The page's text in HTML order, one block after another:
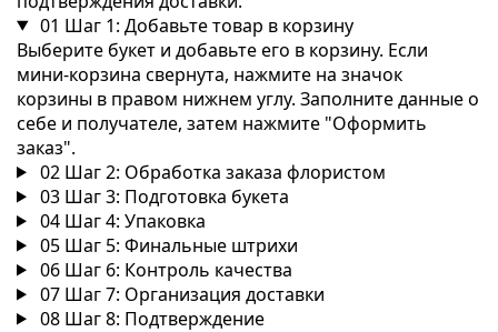
01 Шаг 1: Добавьте товар в корзину
Выберите букет и добавьте его в корзину. Если
мини-корзина свернута, нажмите на значок
корзины в правом нижнем углу. Заполните данные о
себе и получателе, затем нажмите "Оформить
заказ".
02 Шаг 2: Обработка заказа флористом
03 Шаг 3: Подготовка букета
04 Шаг 4: Упаковка
05 Шаг 5: Финальные штрихи
06 Шаг 6: Контроль качества
07 Шаг 7: Организация доставки
08 Шаг 8: Подтверждение